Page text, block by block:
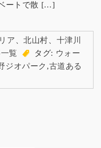
ートで散 […]
ア 、北山村
十津川
覧 タグ: ウォー
ジオパーク ,古道ある